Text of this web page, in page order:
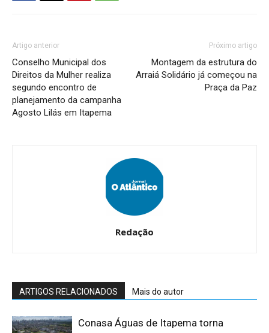
Artigo anterior
Conselho Municipal dos
Direitos da Mulher realiza
segundo encontro de
planejamento da campanha
Agosto Lilás em Itapema
Próximo artigo
Montagem da estrutura do
Arraiá Solidário já começou na
Praça da Paz
Redação
ARTIGOS RELACIONADOS Mais do autor
Conasa Águas de Itapema torna